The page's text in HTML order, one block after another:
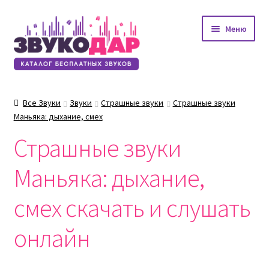
Перейти
к
навигации
Перейти
к
содержимому
Меню
Все Звуки Звуки Страшные звуки
Страшные звуки
Маньяка: дыхание, смех
Страшные звуки
Маньяка: дыхание,
смех скачать и слушать
онлайн